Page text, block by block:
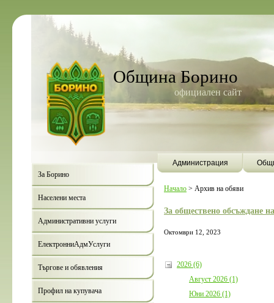
Община Борино
официален сайт
Администрация
За Борино
Населени места
Административни услуги
ЕлектронниАдмУслуги
Търгове и обявления
Профил на купувача
Начало > Архив на обяви
За обществено обсъждане
Октомври 12, 2023
2026 (6)
Август 2026 (1)
Юни 2026 (1)